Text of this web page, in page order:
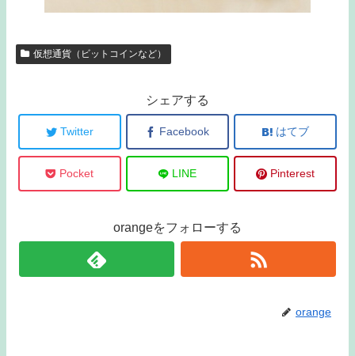
仮想通貨（ビットコインなど）
シェアする
Twitter Facebook はてブ
Pocket LINE Pinterest
orangeをフォローする
orange